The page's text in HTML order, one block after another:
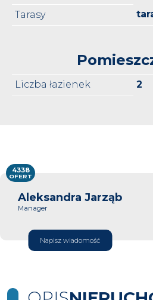
Tarasy
Liczba łazienek 2
Aleksandra Jarząb
Manager
Napisz wiadomość
4338
OFERT